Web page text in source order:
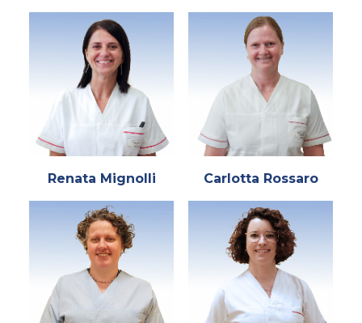
Renata Mignolli Carlotta Rossaro